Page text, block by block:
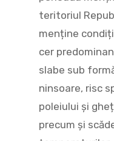
teritoriul
menține
cer
slabe sub
ninsoare, risc
poleiului și
precum și